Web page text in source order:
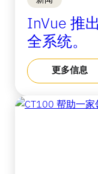
InVue 推
全系统。
更多信息